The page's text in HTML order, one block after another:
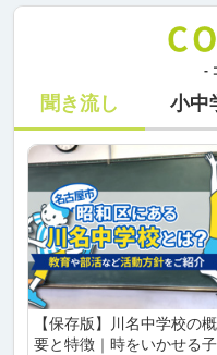
-
聞き流し 小中
【保存版】川名中学校の概
要と特徴｜時をいかせる子